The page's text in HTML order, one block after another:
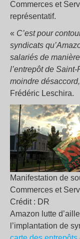
Commerces et
représentatif.
« C’est pour
syndicats
salariés de
l’entrepôt de Saint-
moindre
Frédéric Leschira.
Manifestation de
Commerces et
Crédit : DR
Amazon lutte
l’implantation de